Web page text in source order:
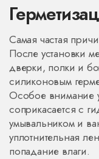
Самая частая
После установки
дверки, полки и
силиконовым
Особое внимание
соприкасается с
умывальником и
уплотнительная
попадание влаги.